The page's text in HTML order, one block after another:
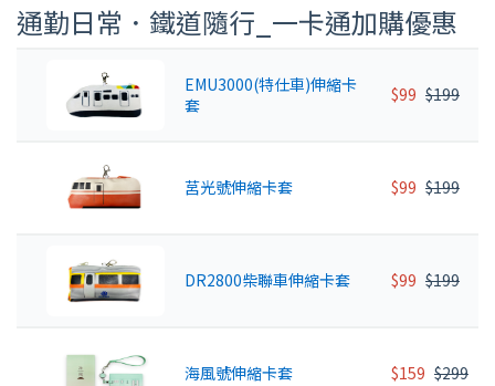
通勤日常．鐵道隨行_一卡通加購優惠
EMU3000(特仕車)伸縮卡
套
$99 $199
莒光號伸縮卡套 $99 $199
DR2800柴聯車伸縮卡套 $99 $199
海風號伸縮卡套 $159 $299